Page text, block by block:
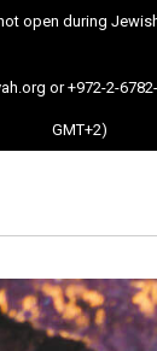
open during
or +972-2-
GMT+2)